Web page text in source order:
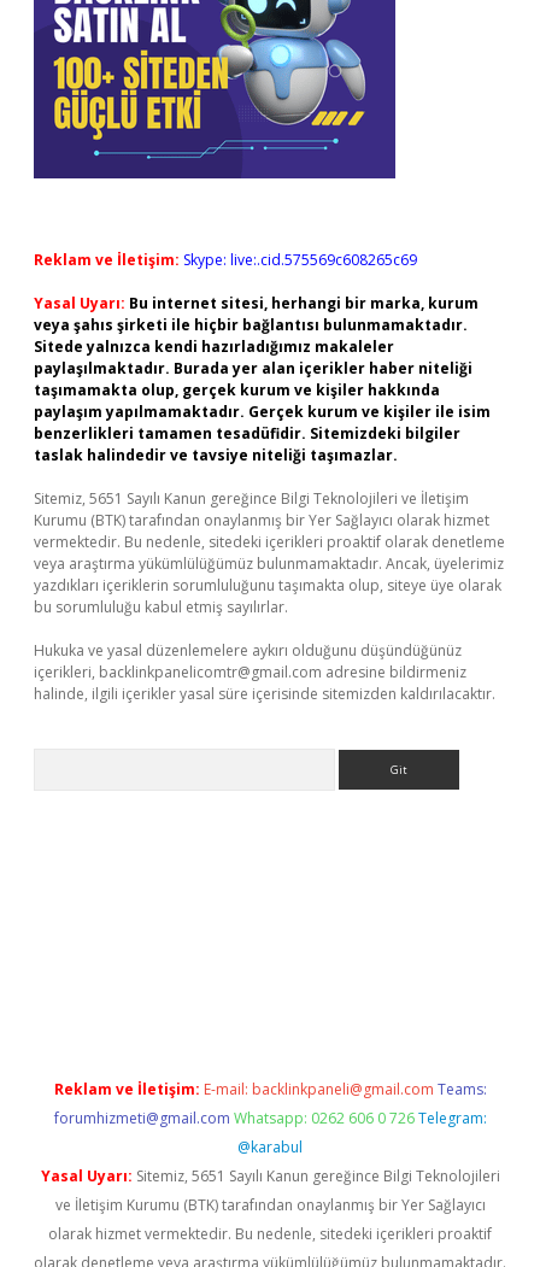
Reklam ve İletişim: Skype: live:.cid.575569c608265c69
Yasal Uyarı: Bu internet sitesi, herhangi bir marka, kurum
veya şahıs şirketi ile hiçbir bağlantısı bulunmamaktadır.
Sitede yalnızca kendi hazırladığımız makaleler
paylaşılmaktadır. Burada yer alan içerikler haber niteliği
taşımamakta olup, gerçek kurum ve kişiler hakkında
paylaşım yapılmamaktadır. Gerçek kurum ve kişiler ile isim
benzerlikleri tamamen tesadüfidir. Sitemizdeki bilgiler
taslak halindedir ve tavsiye niteliği taşımazlar.
Sitemiz, 5651 Sayılı Kanun gereğince Bilgi Teknolojileri ve İletişim
Kurumu (BTK) tarafından onaylanmış bir Yer Sağlayıcı olarak hizmet
vermektedir. Bu nedenle, sitedeki içerikleri proaktif olarak denetleme
veya araştırma yükümlülüğümüz bulunmamaktadır. Ancak, üyelerimiz
yazdıkları içeriklerin sorumluluğunu taşımakta olup, siteye üye olarak
bu sorumluluğu kabul etmiş sayılırlar.
Hukuka ve yasal düzenlemelere aykırı olduğunu düşündüğünüz
içerikleri, backlinkpanelicomtr@gmail.com adresine bildirmeniz
halinde, ilgili içerikler yasal süre içerisinde sitemizden kaldırılacaktır.
Reklam ve İletişim: E-mail: backlinkpaneli@gmail.com Teams:
forumhizmeti@gmail.com Whatsapp: 0262 606 0 726 Telegram:
@karabul
Yasal Uyarı: Sitemiz, 5651 Sayılı Kanun gereğince Bilgi Teknolojileri
ve İletişim Kurumu (BTK) tarafından onaylanmış bir Yer Sağlayıcı
olarak hizmet vermektedir. Bu nedenle, sitedeki içerikleri proaktif
olarak denetleme veya araştırma yükümlülüğümüz bulunmamaktadır.